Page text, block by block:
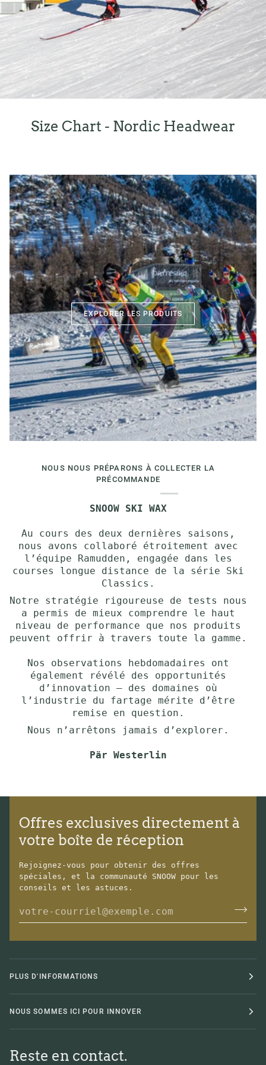
Size Chart - Nordic Headwear
NOUS NOUS PRÉPARONS À COLLECTER LA
PRÉCOMMANDE
SNOOW SKI WAX
Au cours des deux dernières saisons,
nous avons collaboré étroitement avec
l’équipe Ramudden, engagée dans les
courses longue distance de la série Ski
Classics.
Notre stratégie rigoureuse de tests nous
a permis de mieux comprendre le haut
niveau de performance que nos produits
peuvent offrir à travers toute la gamme.
Nos observations hebdomadaires ont
également révélé des opportunités
d’innovation – des domaines où
l’industrie du fartage mérite d’être
remise en question.
Nous n’arrêtons jamais d’explorer.
Pär Westerlin
EXPLORER LES PRODUITS
Offres exclusives directement à
votre boîte de réception
Rejoignez-vous pour obtenir des offres
spéciales, et la communauté SNOOW pour les
conseils et les astuces.
PLUS D'INFORMATIONS
NOUS SOMMES ICI POUR INNOVER
Reste en contact.